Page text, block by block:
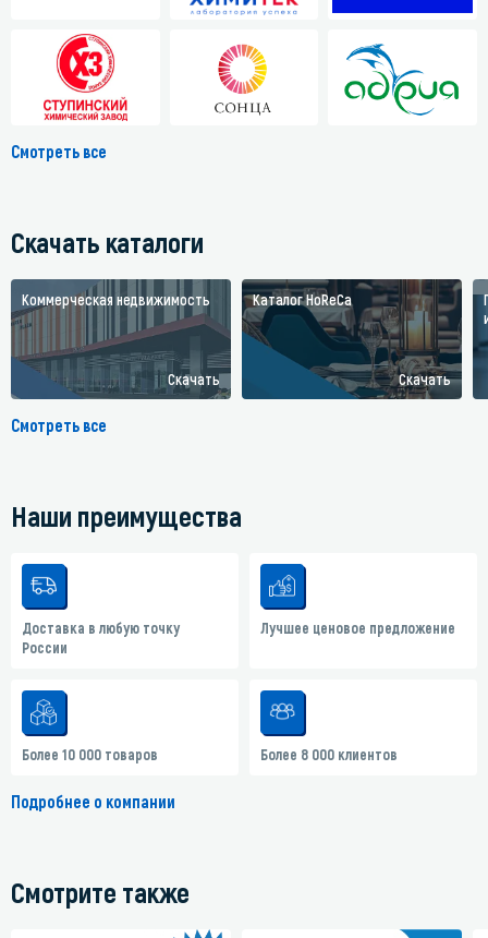
Смотреть все
Скачать каталоги
Коммерческая недвижимость
Скачать
Каталог HoReCa
Скачать
Смотреть все
Наши преимущества
Доставка в любую точку
России
Лучшее ценовое предложение
Более 10 000 товаров Более 8 000 клиентов
Подробнее о компании
Смотрите также